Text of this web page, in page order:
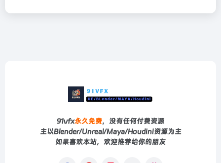
91vfx永久免费，没有任何付费资源
主以Blender/Unreal/Maya/Houdini资源为主
如果喜欢本站，欢迎推荐给你的朋友